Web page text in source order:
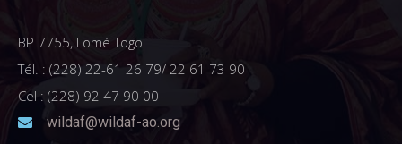
BP 7755, Lomé Togo
Tél. : (228) 22-61 26 79/ 22 61 73 90
Cel : (228) 92 47 90 00
wildaf@wildaf-ao.org